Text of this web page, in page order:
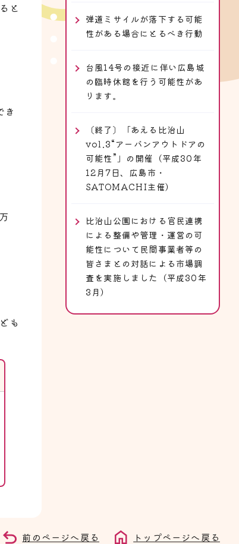
と
き
も
弾道ミサイルが落下する可能
性がある場合にとるべき行動
台風14号の接近に伴い広島城
の臨時休館を行う可能性があ
ります。
〔終了〕「あえる比治山
vol.3“アーバンアウトドアの
可能性”」の開催（平成30年
12月7日、広島市・
SATOMACHI主催）
比治山公園における官民連携
による整備や管理・運営の可
能性について民間事業者等の
皆さまとの対話による市場調
査を実施しました（平成30年
3月）
前のページへ戻る トップページへ戻る